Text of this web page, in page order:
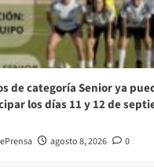
de categoría Senior ya
los días 11 y 12 de
agosto 8, 2026 0